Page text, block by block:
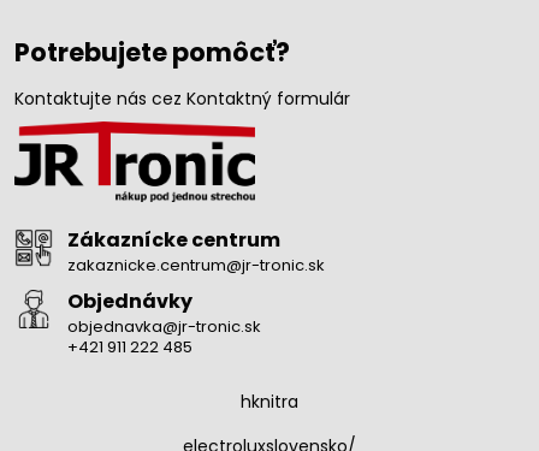
Potrebujete pomôcť?
Kontaktujte nás cez Kontaktný formulár
Zákaznícke centrum
zakaznicke.centrum@jr-tronic.sk
Objednávky
objednavka@jr-tronic.sk
+421 911 222 485
hknitra